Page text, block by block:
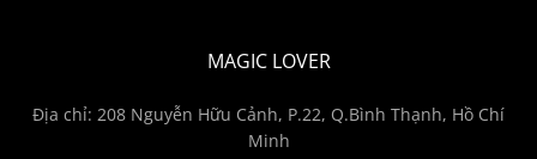
MAGIC LOVER
Địa chỉ: 208 Nguyễn Hữu Cảnh, P.22, Q.Bình Thạnh, Hồ Chí
Minh